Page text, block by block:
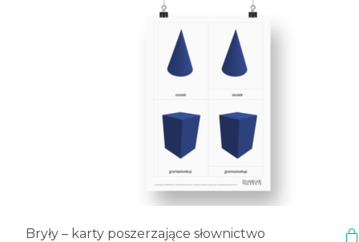
Bryły – karty poszerzające słownictwo